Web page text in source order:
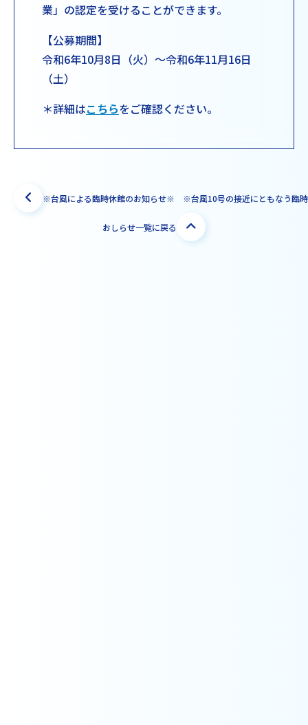
業」の認定を受けることができます。
【公募期間】
令和6年10月8日（火）～令和6年11月16日
（土）
＊詳細はこちらをご確認ください。
※台風による臨時休館のお知らせ※
おしらせ一覧に戻る